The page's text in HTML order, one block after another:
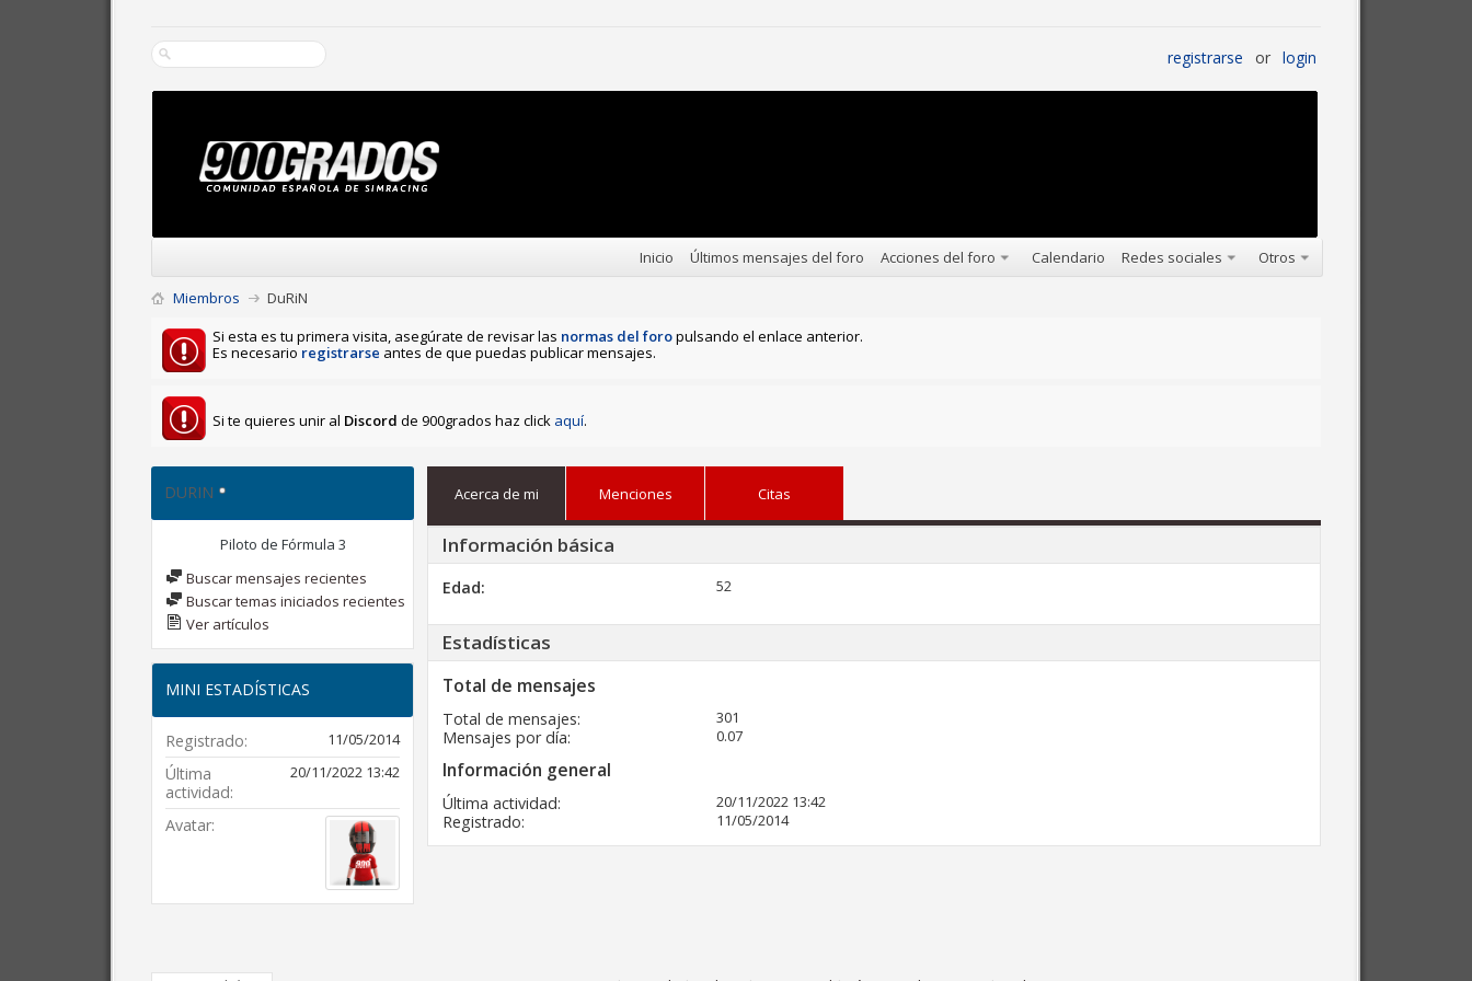
registrarse or login
Inicio Últimos mensajes del foro Acciones del foro Calendario Redes sociales Otros
Miembros
DuRiN
Si esta es tu primera visita, asegúrate de revisar las normas del foropulsando el enlace anterior.
Es necesario registrarse antes de que puedas publicar mensajes.
Si te quieres unir al Discord de 900grados haz click aquí.
DURIN
Piloto de Fórmula 3
Buscar mensajes recientes
Buscar temas iniciados recientes
Ver artículos
MINI ESTADÍSTICAS
Registrado 11/05/2014
Última
actividad
20/11/2022 13:42
Avatar
Acerca de mi Menciones Citas
Información básica
Edad 52
Estadísticas
Total de mensajes
Total de mensajes 301
Mensajes por día 0.07
Información general
Última actividad 20/11/2022 13:42
Registrado 11/05/2014